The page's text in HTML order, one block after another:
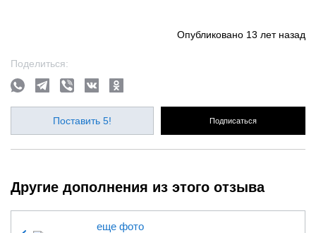
Опубликовано 13 лет назад
Поделиться:
Поставить 5! Подписаться
Другие дополнения из этого отзыва
еще фото